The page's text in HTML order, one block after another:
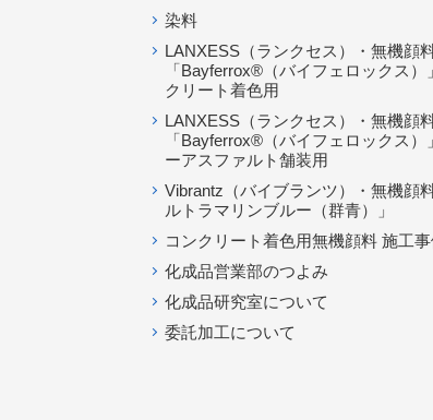
染料
LANXESS（ランクセス）・無機顔
「Bayferrox®（バイフェロックス）
クリート着色用
LANXESS（ランクセス）・無機顔
「Bayferrox®（バイフェロックス）
ーアスファルト舗装用
Vibrantz（バイブランツ）・無機顔
ルトラマリンブルー（群青）」
コンクリート着色用無機顔料 施工事
化成品営業部のつよみ
化成品研究室について
委託加工について